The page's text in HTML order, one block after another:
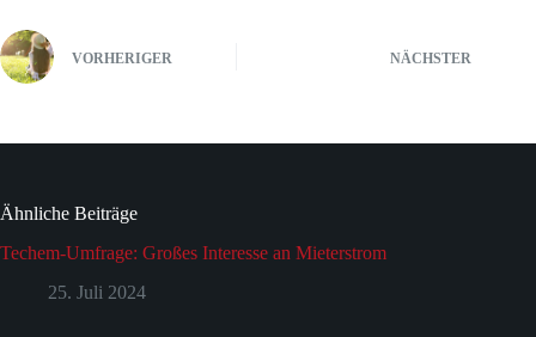
VORHERIGER NÄCHSTER
Ähnliche Beiträge
Techem-Umfrage: Großes Interesse an Mieterstrom
25. Juli 2024